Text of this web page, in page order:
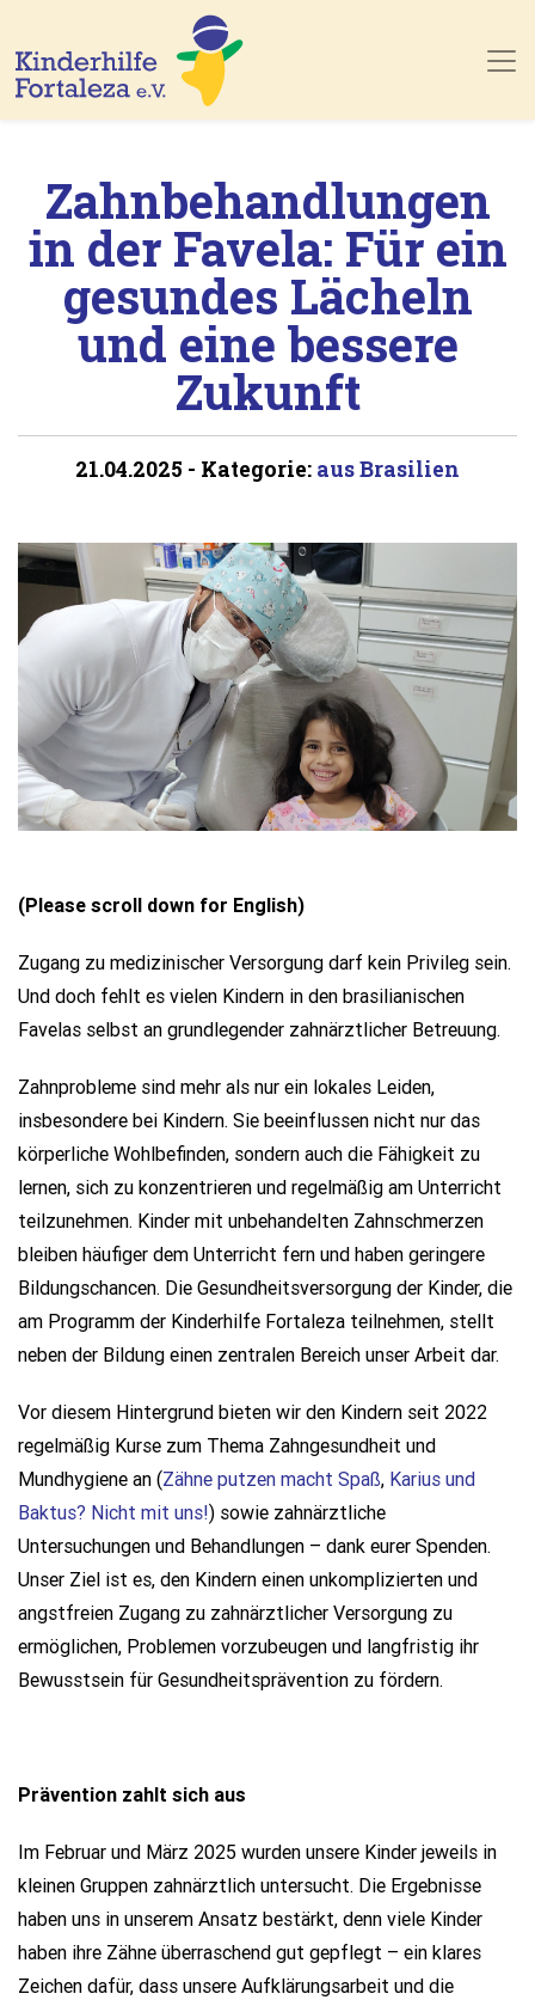
Zahnbehandlungen
in der Favela: Für ein
gesundes Lächeln
und eine bessere
Zukunft
21.04.2025 - Kategorie: aus Brasilien
(Please scroll down for English)
Zugang zu medizinischer Versorgung darf kein Privileg sein.
Und doch fehlt es vielen Kindern in den brasilianischen
Favelas selbst an grundlegender zahnärztlicher Betreuung.
Zahnprobleme sind mehr als nur ein lokales Leiden,
insbesondere bei Kindern. Sie beeinflussen nicht nur das
körperliche Wohlbefinden, sondern auch die Fähigkeit zu
lernen, sich zu konzentrieren und regelmäßig am Unterricht
teilzunehmen. Kinder mit unbehandelten Zahnschmerzen
bleiben häufiger dem Unterricht fern und haben geringere
Bildungschancen. Die Gesundheitsversorgung der Kinder, die
am Programm der Kinderhilfe Fortaleza teilnehmen, stellt
neben der Bildung einen zentralen Bereich unser Arbeit dar.
Vor diesem Hintergrund bieten wir den Kindern seit 2022
regelmäßig Kurse zum Thema Zahngesundheit und
Mundhygiene an (Zähne putzen macht Spaß, Karius und
Baktus? Nicht mit uns!) sowie zahnärztliche
Untersuchungen und Behandlungen – dank eurer Spenden.
Unser Ziel ist es, den Kindern einen unkomplizierten und
angstfreien Zugang zu zahnärztlicher Versorgung zu
ermöglichen, Problemen vorzubeugen und langfristig ihr
Bewusstsein für Gesundheitsprävention zu fördern.
Prävention zahlt sich aus
Im Februar und März 2025 wurden unsere Kinder jeweils in
kleinen Gruppen zahnärztlich untersucht. Die Ergebnisse
haben uns in unserem Ansatz bestärkt, denn viele Kinder
haben ihre Zähne überraschend gut gepflegt – ein klares
Zeichen dafür, dass unsere Aufklärungsarbeit und die